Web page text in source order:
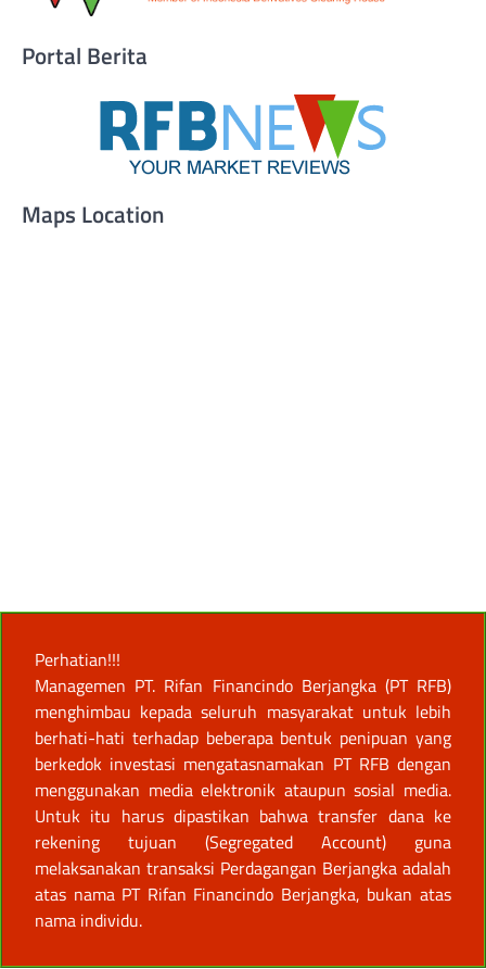
Portal Berita
Maps Location
Perhatian!!!
Managemen PT. Rifan Financindo Berjangka (PT RFB)
menghimbau kepada seluruh masyarakat untuk lebih
berhati-hati terhadap beberapa bentuk penipuan yang
berkedok investasi mengatasnamakan PT RFB dengan
menggunakan media elektronik ataupun sosial media.
Untuk itu harus dipastikan bahwa transfer dana ke
rekening tujuan (Segregated Account) guna
melaksanakan transaksi Perdagangan Berjangka adalah
atas nama PT Rifan Financindo Berjangka, bukan atas
nama individu.